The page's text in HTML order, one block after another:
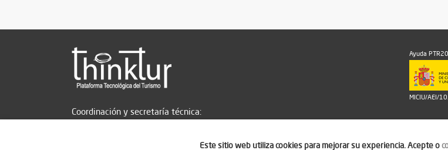
Coordinación y secretaría técnica:
Ayuda
MICIU/AEI/
Este sitio web utiliza cookies para mejorar su experiencia. Acepte o